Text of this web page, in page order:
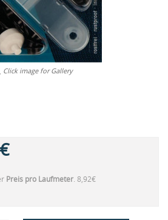
Click image for Gallery
Preis pro Laufmeter. 8,92€